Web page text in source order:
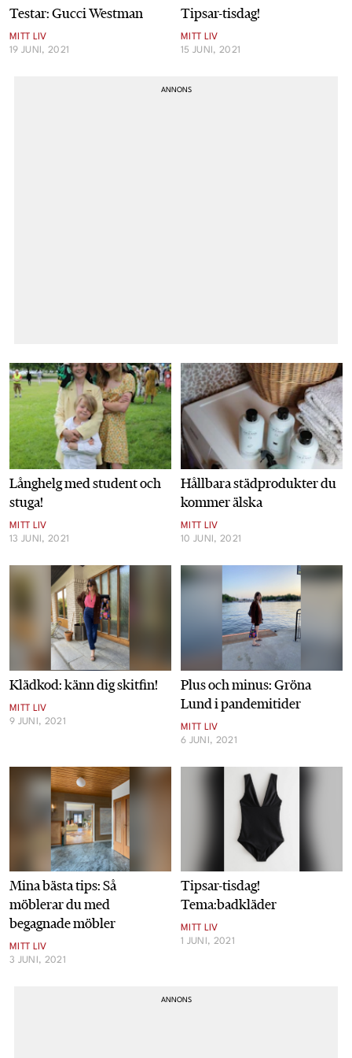
Cookies
Testar: Gucci Westman
MITT LIV
19 JUNI, 2021
Tipsar-tisdag!
MITT LIV
15 JUNI, 2021
Långhelg med student och
stuga!
MITT LIV
13 JUNI, 2021
Hållbara städprodukter du
kommer älska
MITT LIV
10 JUNI, 2021
Klädkod: känn dig skitfin!
MITT LIV
9 JUNI, 2021
Plus och minus: Gröna
Lund i pandemitider
MITT LIV
6 JUNI, 2021
Mina bästa tips: Så
möblerar du med
begagnade möbler
MITT LIV
3 JUNI, 2021
Tipsar-tisdag!
Tema:badkläder
MITT LIV
1 JUNI, 2021